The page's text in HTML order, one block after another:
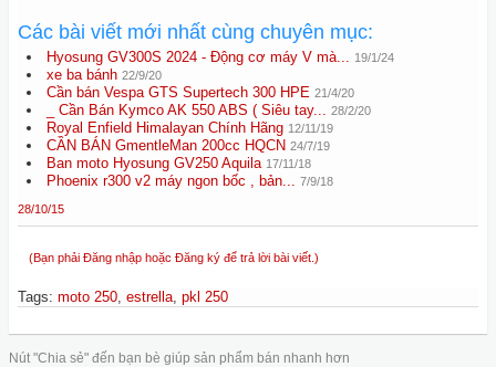
Các bài viết mới nhất cùng chuyên mục:
Hyosung GV300S 2024 - Động cơ máy V mà... 19/1/24
xe ba bánh 22/9/20
Cần bán Vespa GTS Supertech 300 HPE 21/4/20
_ Cần Bán Kymco AK 550 ABS ( Siêu tay... 28/2/20
Royal Enfield Himalayan Chính Hãng 12/11/19
CẦN BÁN GmentleMan 200cc HQCN 24/7/19
Ban moto Hyosung GV250 Aquila 17/11/18
Phoenix r300 v2 máy ngon bốc , bản... 7/9/18
28/10/15
(Bạn phải Đăng nhập hoặc Đăng ký để trả lời bài viết.)
Tags: moto 250, estrella, pkl 250
Nút "Chia sẻ" đến bạn bè giúp sản phẩm bán nhanh hơn